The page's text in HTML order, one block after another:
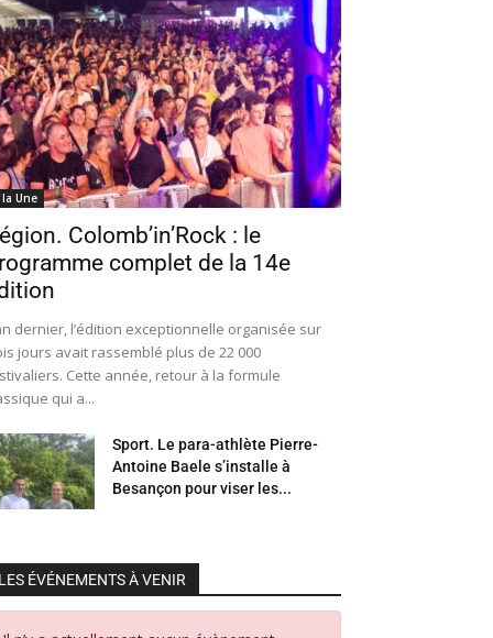
la Une
Colomb’in’Rock : le
complet de la 14e
dernier, l’édition exceptionnelle organisée sur
jours avait rassemblé plus de 22 000
Cette année, retour à la formule
qui a...
Sport. Le para-athlète Pierre-
Antoine Baele s’installe à
Besançon pour viser les...
LES ÉVÉNEMENTS À VENIR